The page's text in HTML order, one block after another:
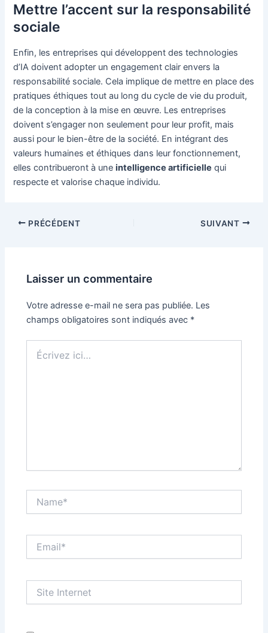
Mettre l’accent sur la responsabilité
sociale
Enfin, les entreprises qui développent des technologies
d’IA doivent adopter un engagement clair envers la
responsabilité sociale. Cela implique de mettre en place des
pratiques éthiques tout au long du cycle de vie du produit,
de la conception à la mise en œuvre. Les entreprises
doivent s’engager non seulement pour leur profit, mais
aussi pour le bien-être de la société. En intégrant des
valeurs humaines et éthiques dans leur fonctionnement,
elles contribueront à uneintelligence artificielle qui
respecte et valorise chaque individu.
NavigationPRÉCÉDENT SUIVANT
Laisser un commentaire
Votre adresse e-mail ne sera pas publiée. Les
champs obligatoires sont indiqués avec *
ici…
Internet